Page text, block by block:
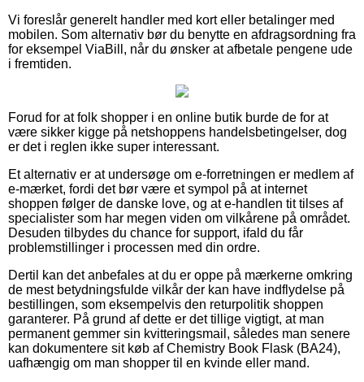
Vi foreslår generelt handler med kort eller betalinger med
mobilen. Som alternativ bør du benytte en afdragsordning fra
for eksempel ViaBill, når du ønsker at afbetale pengene ude
i fremtiden.
Forud for at folk shopper i en online butik burde de for at
være sikker kigge på netshoppens handelsbetingelser, dog
er det i reglen ikke super interessant.
Et alternativ er at undersøge om e-forretningen er medlem af
e-mærket, fordi det bør være et sympol på at internet
shoppen følger de danske love, og at e-handlen tit tilses af
specialister som har megen viden om vilkårene på området.
Desuden tilbydes du chance for support, ifald du får
problemstillinger i processen med din ordre.
Dertil kan det anbefales at du er oppe på mærkerne omkring
de mest betydningsfulde vilkår der kan have indflydelse på
bestillingen, som eksempelvis den returpolitik shoppen
garanterer. På grund af dette er det tillige vigtigt, at man
permanent gemmer sin kvitteringsmail, således man senere
kan dokumentere sit køb af Chemistry Book Flask (BA24),
uafhængig om man shopper til en kvinde eller mand.